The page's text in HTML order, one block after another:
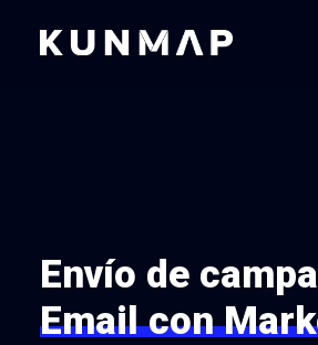
Envío de
Email con